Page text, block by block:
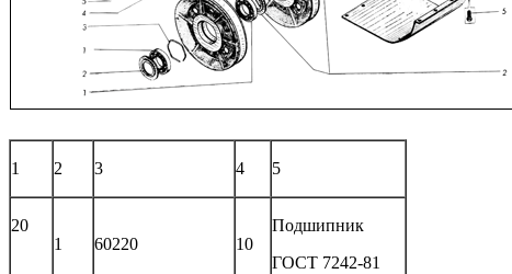
1 2 3 4 5
20
1
60220 10
Подшипник
ГОСТ 7242-81